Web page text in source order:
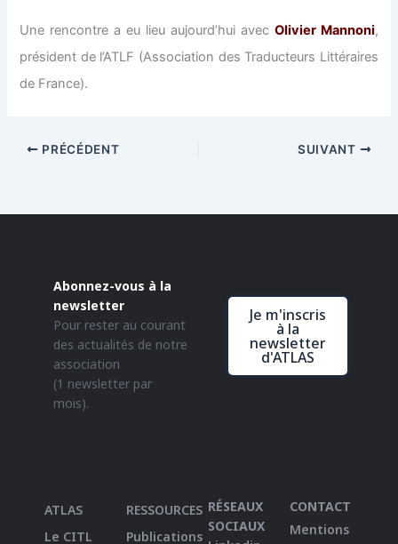
Une rencontre a eu lieu aujourd’hui avec Olivier Mannoni,
président de l’ATLF (Association des Traducteurs Littéraires
de France).
PRÉCÉDENT SUIVANT
Abonnez-vous à la
newsletter
Pour rester au courant
des actualités de notre
association
(1 newsletter par
mois).
Je m'inscris
à la
newsletter
d'ATLAS
ATLAS
Le CITL
RESSOURCES
Publications
RÉSEAUX
SOCIAUX
CONTACT
Mentions